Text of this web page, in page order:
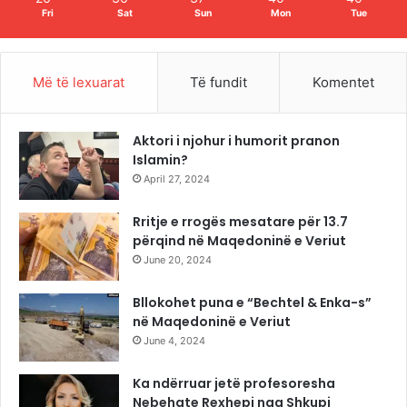
Fri Sat Sun Mon Tue
Më të lexuarat Të fundit Komentet
Aktori i njohur i humorit pranon
Islamin?
April 27, 2024
Rritje e rrogës mesatare për 13.7
përqind në Maqedoninë e Veriut
June 20, 2024
Bllokohet puna e “Bechtel & Enka-s”
në Maqedoninë e Veriut
June 4, 2024
Ka ndërruar jetë profesoresha
Nebehate Rexhepi nga Shkupi